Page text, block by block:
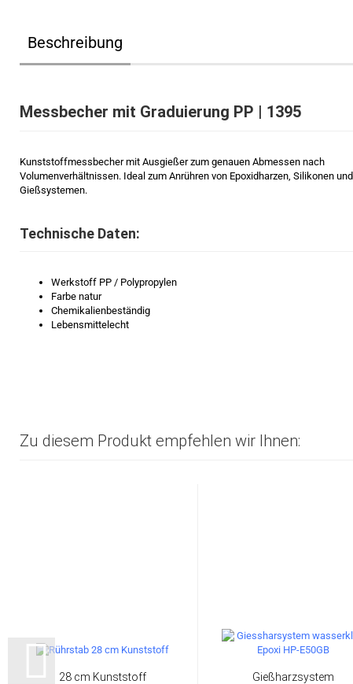
Beschreibung
Messbecher mit Graduierung PP | 1395
Kunststoffmessbecher mit Ausgießer zum genauen Abmessen nach
Volumenverhältnissen. Ideal zum Anrühren von Epoxidharzen, Silikonen und
Gießsystemen.
Technische Daten:
Werkstoff PP / Polypropylen
Farbe natur
Chemikalienbeständig
Lebensmittelecht
Zu diesem Produkt empfehlen wir Ihnen:
28 cm Kunststoff
Gießharzsystem